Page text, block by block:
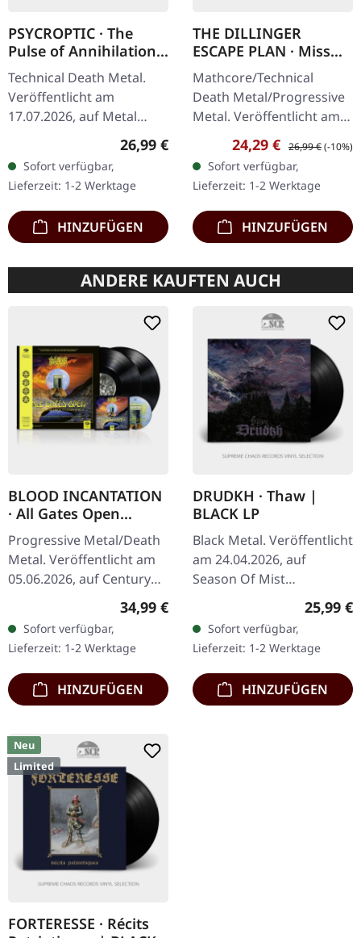
PSYCROPTIC · The
Pulse of Annihilation |
GREEN/GOLD
MARBLED LP
Technical Death Metal.
Veröffentlicht am
17.07.2026, auf Metal
Blade Records. Limitiert
auf 250 Exemplare auf
„Barren Waste"
sumpfgrün/gold…
Regulärer Preis:
26,99 €
Sofort verfügbar,
Lieferzeit: 1-2 Werktage
HINZUFÜGEN
THE DILLINGER
ESCAPE PLAN · Miss
Machine | TRI-COLOR
MERGE WITH
SPLATTER LP
Mathcore/Technical
Death Metal/Progressive
Metal. Veröffentlicht am
09.08.2024, auf Relapse
Records. Dreifach Merge
Vinyl (Grün/Weiß/Blau)
mit…
Verkaufspreis:
24,29 € Regulärer Preis:
26,99 €(-10%)
Sofort verfügbar,
Lieferzeit: 1-2 Werktage
HINZUFÜGEN
ANDERE KAUFTEN AUCH
BLOOD INCANTATION
· All Gates Open
(Original Motion
Picture Soundtrack) |
BLACK 2LP+BLURAY
Progressive Metal/Death
Metal. Veröffentlicht am
05.06.2026, auf Century
Schwarzes Doppel-Vinyl
im Gatefold-Cover mit
Blu-Ray-Disc und…
Regulärer Preis:
34,99 €
Sofort verfügbar,
Lieferzeit: 1-2 Werktage
HINZUFÜGEN
DRUDKH · Thaw |
BLACK LP
Black Metal. Veröffentlicht
am 24.04.2026, auf
Season Of Mist
Underground Activists.
Schwarzes Vinyl im
Gatefold-Cover. Drudkh
kehren mit „Thaw"…
25,99 €
Sofort verfügbar,
Lieferzeit: 1-2 Werktage
HINZUFÜGEN
Neu
Limited
FORTERESSE · Récits